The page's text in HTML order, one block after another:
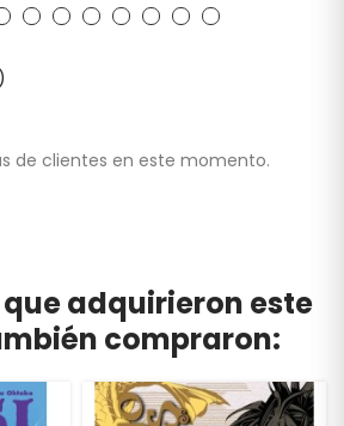
de clientes en este momento.
que adquirieron este
compraron: